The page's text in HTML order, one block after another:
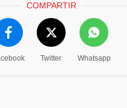
COMPARTIR
Twitter Whatsapp